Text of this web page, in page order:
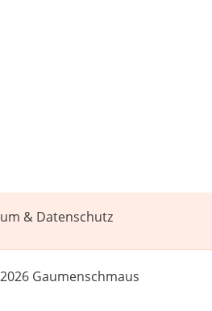
& Datenschutz
Gaumenschmaus